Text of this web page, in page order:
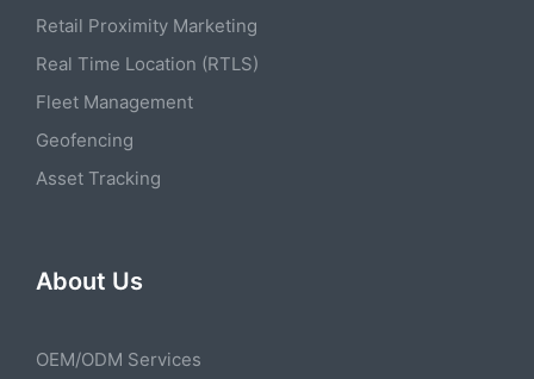
Retail Proximity Marketing
Real Time Location (RTLS)
Fleet Management
Geofencing
Asset Tracking
About Us
OEM/ODM Services